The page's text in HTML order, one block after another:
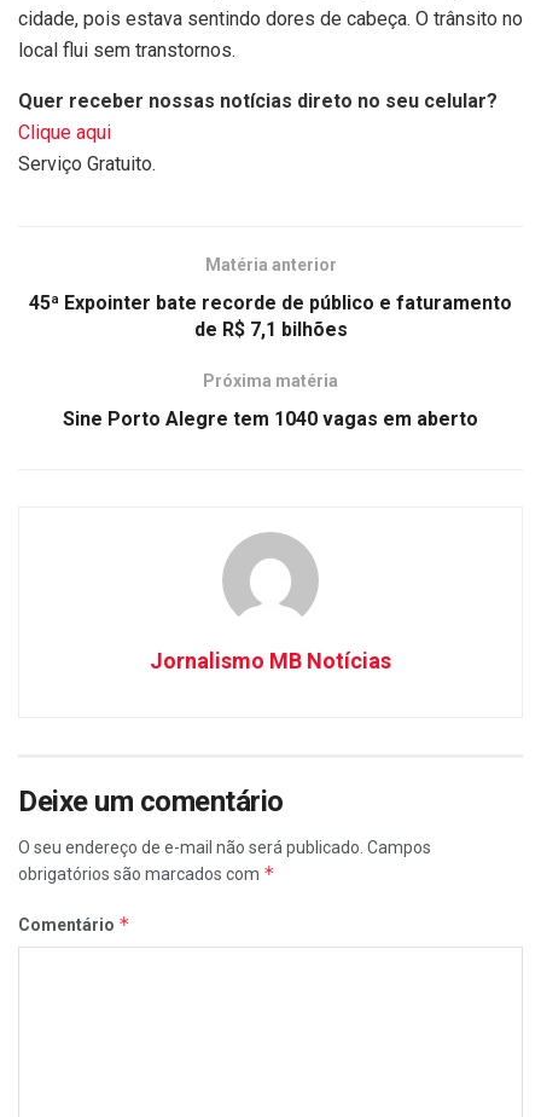
cidade, pois estava sentindo dores de cabeça. O trânsito no
local flui sem transtornos.
Quer receber nossas notícias direto no seu celular?
Clique aqui
Serviço Gratuito.
Matéria anterior
45ª Expointer bate recorde de público e faturamento
de R$ 7,1 bilhões
Próxima matéria
Sine Porto Alegre tem 1040 vagas em aberto
Jornalismo MB Notícias
Deixe um comentário
O seu endereço de e-mail não será publicado. Campos
obrigatórios são marcados com *
Comentário *